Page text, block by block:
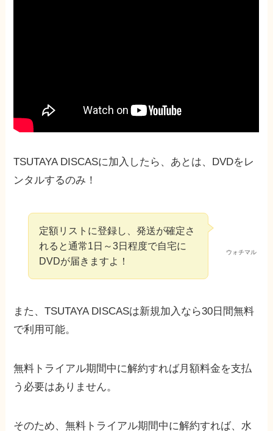
TSUTAYA DISCASに加入したら、あとは、DVDをレ
ンタルするのみ！
ウォチマル
定額リストに登録し、発送が確定さ
れると通常1日～3日程度で自宅に
DVDが届きますよ！
また、TSUTAYA DISCASは新規加入なら30日間無料
で利用可能。
無料トライアル期間中に解約すれば月額料金を支払
う必要はありません。
そのため、無料トライアル期間中に解約すれば、水